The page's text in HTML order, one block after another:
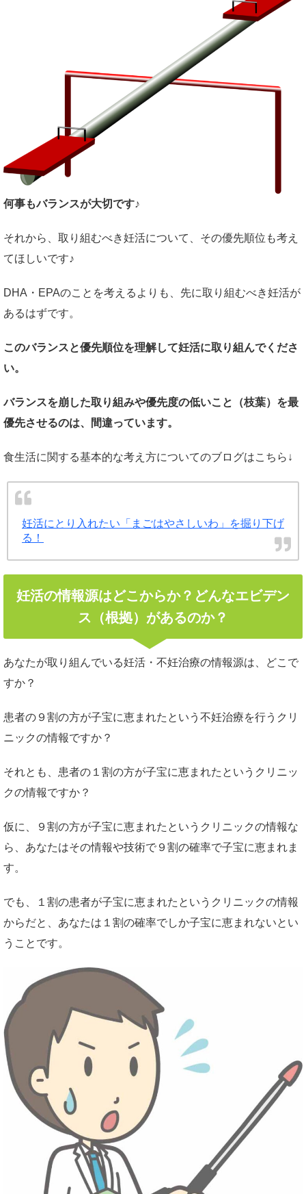
何事もバランスが大切です♪
それから、取り組むべき妊活について、その優先順位も考え
てほしいです♪
DHA・EPAのことを考えるよりも、先に取り組むべき妊活が
あるはずです。
このバランスと優先順位を理解して妊活に取り組んでくださ
い。
バランスを崩した取り組みや優先度の低いこと（枝葉）を最
優先させるのは、間違っています。
食生活に関する基本的な考え方についてのブログはこちら↓
妊活にとり入れたい「まごはやさしいわ」を掘り下げ
る！
妊活の情報源はどこからか？どんなエビデン
ス（根拠）があるのか？
あなたが取り組んでいる妊活・不妊治療の情報源は、どこで
すか？
患者の９割の方が子宝に恵まれたという不妊治療を行うクリ
ニックの情報ですか？
それとも、患者の１割の方が子宝に恵まれたというクリニッ
クの情報ですか？
仮に、９割の方が子宝に恵まれたというクリニックの情報な
ら、あなたはその情報や技術で９割の確率で子宝に恵まれま
す。
でも、１割の患者が子宝に恵まれたというクリニックの情報
からだと、あなたは１割の確率でしか子宝に恵まれないとい
うことです。